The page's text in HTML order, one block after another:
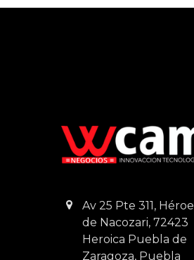
Av 25 Pte 311, Héroe
de Nacozari, 72423
Heroica Puebla de
Zaragoza, Puebla